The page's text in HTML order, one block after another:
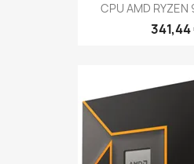
CPU AMD
341,44